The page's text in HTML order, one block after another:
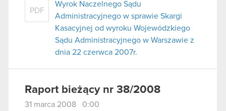
PDF
Wyrok Naczelnego Sądu
Administracyjnego w sprawie Skargi
Kasacyjnej od wyroku Wojewódzkiego
Sądu Administracyjnego w Warszawie z
dnia 22 czerwca 2007r.
Raport bieżący nr 38/2008
31 marca 2008 0:00